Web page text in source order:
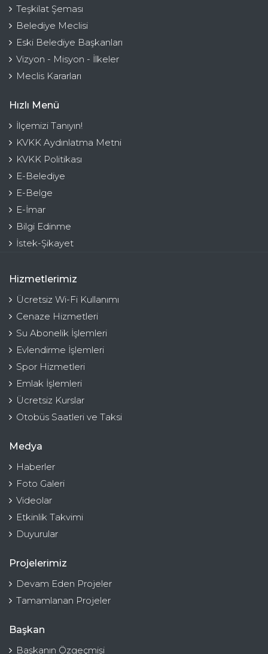
Teşkilat Şeması
Belediye Meclisi
Eski Belediye Başkanları
Vizyon - Misyon - İlkeler
Meclis Kararları
Hızlı Menü
İlçemizi Tanıyın!
KVKK Aydınlatma Metni
KVKK Politikası
E-Belediye
E-Belge
E-İmar
Bilgi Edinme
İstek-Şikayet
Hizmetlerimiz
Ücretsiz Wi-Fi Kullanımı
Cenaze Hizmetleri
Su Abonelik İşlemleri
Evlendirme İşlemleri
Spor Hizmetleri
Emlak İşlemleri
Ücretsiz Kurslar
Otobüs Saatleri ve Taksi
Medya
Haberler
Foto Galeri
Videolar
Etkinlik Takvimi
Duyurular
Projelerimiz
Devam Eden Projeler
Tamamlanan Projeler
Başkan
Başkanın Özgeçmişi